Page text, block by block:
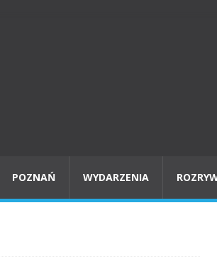
POZNAŃ WYDARZENIA